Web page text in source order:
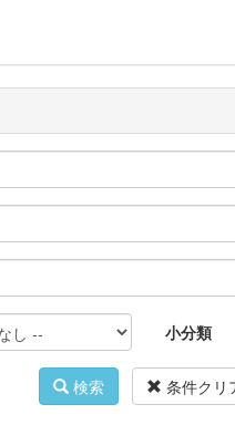
小分類
検索 条件クリ